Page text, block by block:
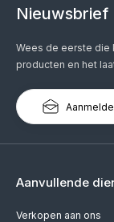
Nieuwsbrief
Wees de eerste die
producten en het
Aanvullende
Verkopen aan ons